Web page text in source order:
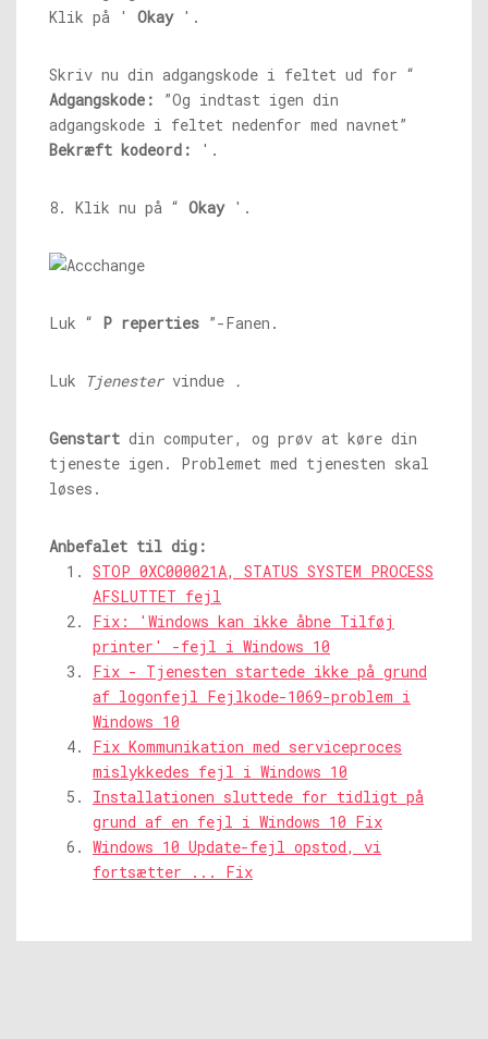
Klik på ' Okay'.
Skriv nu din adgangskode i feltet ud for “
Adgangskode:
”Og indtast igen din
adgangskode i feltet nedenfor med navnet”
Bekræft kodeord:
'.
8. Klik nu på “ Okay'.
Luk “ P reperties ”-Fanen.
Luk Tjenestervindue .
Genstart din computer, og prøv at køre din
tjeneste igen. Problemet med tjenesten skal
løses.
Anbefalet til dig:
STOP 0XC000021A, STATUS SYSTEM PROCESS
AFSLUTTET fejl
Fix: 'Windows kan ikke åbne Tilføj
printer' -fejl i Windows 10
Fix - Tjenesten startede ikke på grund
af logonfejl Fejlkode-1069-problem i
Windows 10
Fix Kommunikation med serviceproces
mislykkedes fejl i Windows 10
Installationen sluttede for tidligt på
grund af en fejl i Windows 10 Fix
Windows 10 Update-fejl opstod, vi
fortsætter ... Fix